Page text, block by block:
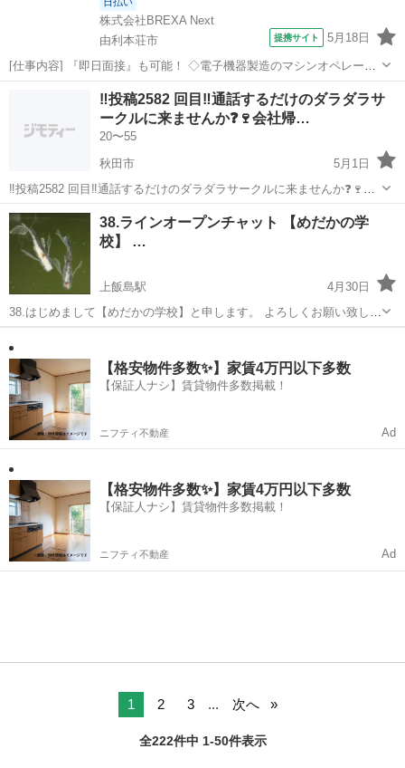
株式会社BREXA Next
由利本荘市
提携サイト 5月18日
[仕事内容] 『即日面接』も可能！ ◇電子機器製造のマシンオペレータ
ー業務◇ 主に下記の作業を行って頂きます。 ①マシンオペレータ業務
材料の投入作業や製造装置の製造過程におけるエラー、トラブルの解
除対応が中心作業とな...
由利本荘市
‼️投稿2582 回目‼️通話するだけのダラダラサ
ークルに来ませんか❓🍷会社帰…
20〜55
秋田市
5月1日
‼️投稿2582 回目‼️通話するだけのダラダラサークルに来ませんか❓🍷会
社帰ってからや運転中など暇な時間に通話しませんか❓メンバー130人
くらいいます。 男女比は半半くらいで年齢層は20代から40代が多いで
す。zoomやラ...
秋田 秋田市 グルチャ 顔出し
38.ラインオープンチャット 【めだかの学
校】 …
上飯島駅
4月30日
38.はじめまして【めだかの学校】と申します。 よろしくお願い致しま
す。 ラインオープンチャット上でのコミュニティとして 活動中です。
今回はメンバー募集のお知らせです。 グループは９０人ほどの人数で
すが トラブルもな...【格安物件多数✨】家賃4万円以下多数
【保証人ナシ】賃貸物件多数掲載！
ニフティ不動産 Ad
【格安物件多数✨】家賃4万円以下多数
【保証人ナシ】賃貸物件多数掲載！
ニフティ不動産 Ad
1 2 3 ... 次へ
全222件中 1-50件表示